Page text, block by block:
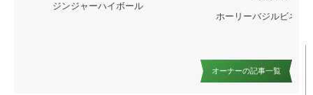
ジンジャーハイボール
ホーリーバジルビネガ
オーナーの記事一覧